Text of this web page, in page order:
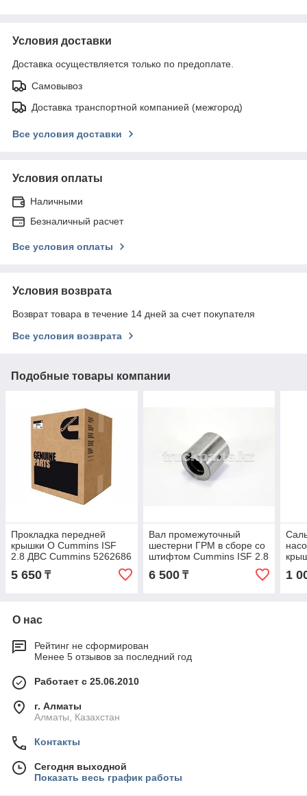
Условия доставки
Доставка осуществляется только по предоплате.
Самовывоз
Доставка транспортной компанией (межгород)
Все условия доставки
Условия оплаты
Наличными
Безналичный расчет
Все условия оплаты
Условия возврата
Возврат товара в течение 14 дней за счет покупателя
Все условия возврата
Подобные товары компании
Прокладка передней
крышки О Cummins ISF
2.8 ДВС Cummins 5262686
5 650 ₸
Вал промежуточный
шестерни ГРМ в сборе со
штифтом Cummins ISF 2.8
ДВС Cummins 5262661
6 500₸ 1
О нас
Рейтинг не сформирован
Менее 5 отзывов за последний год
Работает с 25.06.2010
г. Алматы
Алматы, Казахстан
Контакты
Сегодня выходной
Показать весь график работы